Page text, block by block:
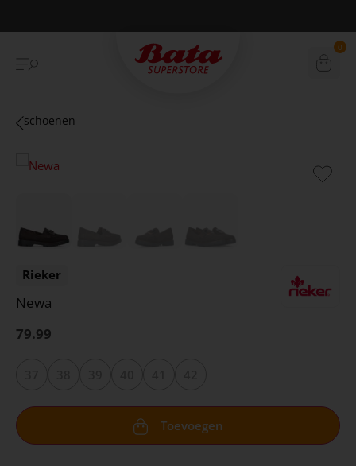
Betaal achteraf met Klarna 0
schoenen
Rieker
Newa
79.99
Toevoegen